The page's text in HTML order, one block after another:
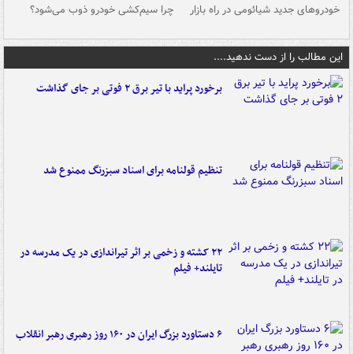
خودروهای جدید شیائومی در راه بازار چرا سیم‌کشی خودرو ذوب می‌شود؟
این مطالب را از دست ندهید....
برخورد پراید با تیر برق ۲ فوتی بر جای گذاشت
تنظیم قولنامه برای اسناد سبزرنگ ممنوع شد
۲۲ کشته و زخمی بر اثر تیراندازی در یک مدرسه در
تایلند+ فیلم
۶ دستاورد بزرگ ایران در ۱۶۰ روز رهبری رهبر انقلاب